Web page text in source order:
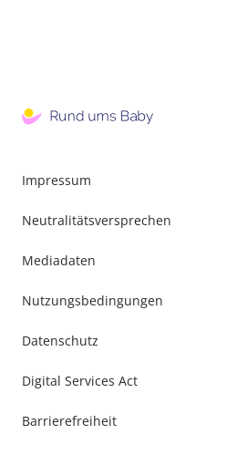
Impressum
Neutralitätsversprechen
Mediadaten
Nutzungsbedingungen
Datenschutz
Digital Services Act
Barrierefreiheit